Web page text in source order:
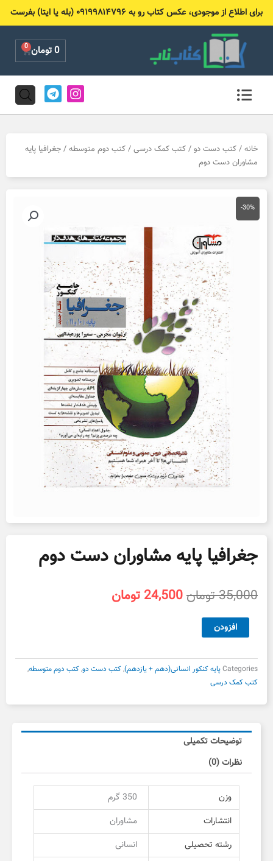
برای اطلاع از موجودی، عکس کتاب رو به ۰۹۱۹۹۸۱۴۷۹۶ (بله یا ایتا) بفرست
0تومان 0
Cart
I
n
s
g
a
T
e
l
r
m
خانه / کتب دست دو / کتب کمک درسی / کتب دوم متوسطه / جغرافیا پایه
مشاوران دست دوم
-30%
جغرافیا پایه مشاوران دست دوم
35,000تومانقیمت
24,500 تومان
جغرافیا
پایه
دست
دوم
عدد
افزودن
Categoriesپایه کنکور انسانی(دهم + یازدهم),کتب دست دو,کتب دوم متوسطه,
کتب کمک درسی
توضیحات تکمیلی
نظرات (0)
وزن
350 گرم
انتشارات
مشاوران
رشته تحصیلی
انسانی